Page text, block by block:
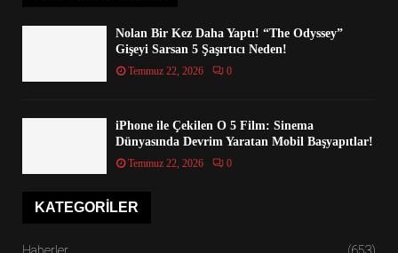
Nolan Bir Kez Daha Yaptı! “The Odyssey”
Gişeyi Sarsan 5 Şaşırtıcı Neden!
Temmuz 22, 2026 0
iPhone ile Çekilen O 5 Film: Sinema
Dünyasında Devrim Yaratan Mobil Başyapıtlar!
Temmuz 22, 2026 0
KATEGORILER